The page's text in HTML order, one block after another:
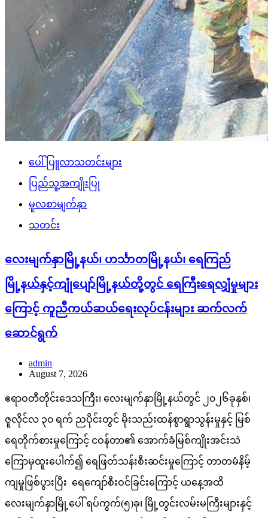
ပေါ်ပြူလာသတင်းများ
ပြည်သူ့အကျိုးပြု
မူလစာမျက်နှာ
သတင်း
လေးမျက်နှာမြို့နယ်၊ ဟင်္သာတမြို့နယ်၊ ရေကြည်
မြို့နယ်နှင့်ကျုံပျော်မြို့နယ်တို့တွင် ရေကြီးရေလျှံမှုများ
ကြောင့် ကူညီကယ်ဆယ်ရေးလုပ်ငန်းများ ဆက်လက်
ဆောင်ရွက်
admin
August 7, 2026
ဧရာဝတီတိုင်းဒေသကြီး၊ လေးမျက်နှာမြို့နယ်တွင် ၂၀၂၆ခုနှစ်၊
ဇူလိုင်လ ၃၀ ရက် ညပိုင်းတွင် မိုးသည်းထန်စွာရွာသွန်းမှုနှင့် မြစ်
ရေတိုက်စားမှုကြောင့် ငဝန်တာ၏ အောက်ခံမြစ်ကျိုးအင်းသဲ
ကြောမှထူးပေါက်၍ ရေဖြတ်သန်းစီးဆင်းမှုကြောင့် တာတမံနိမ့်
ကျမှုဖြစ်ပွားပြီး ရေကျော်စီးဝင်ခြင်းကြောင့် ယနေ့အထိ
လေးမျက်နှာမြို့ပေါ် ရပ်ကွက်(၅)ခု၊ မြို့တွင်းလမ်းမကြီးများနှင့်